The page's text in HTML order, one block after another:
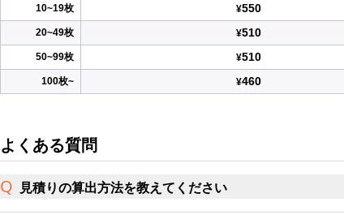
10~19枚 ¥550
20~49枚 ¥510
50~99枚 ¥510
100枚~ ¥460
よくある質問
見積りの算出方法を教えてください